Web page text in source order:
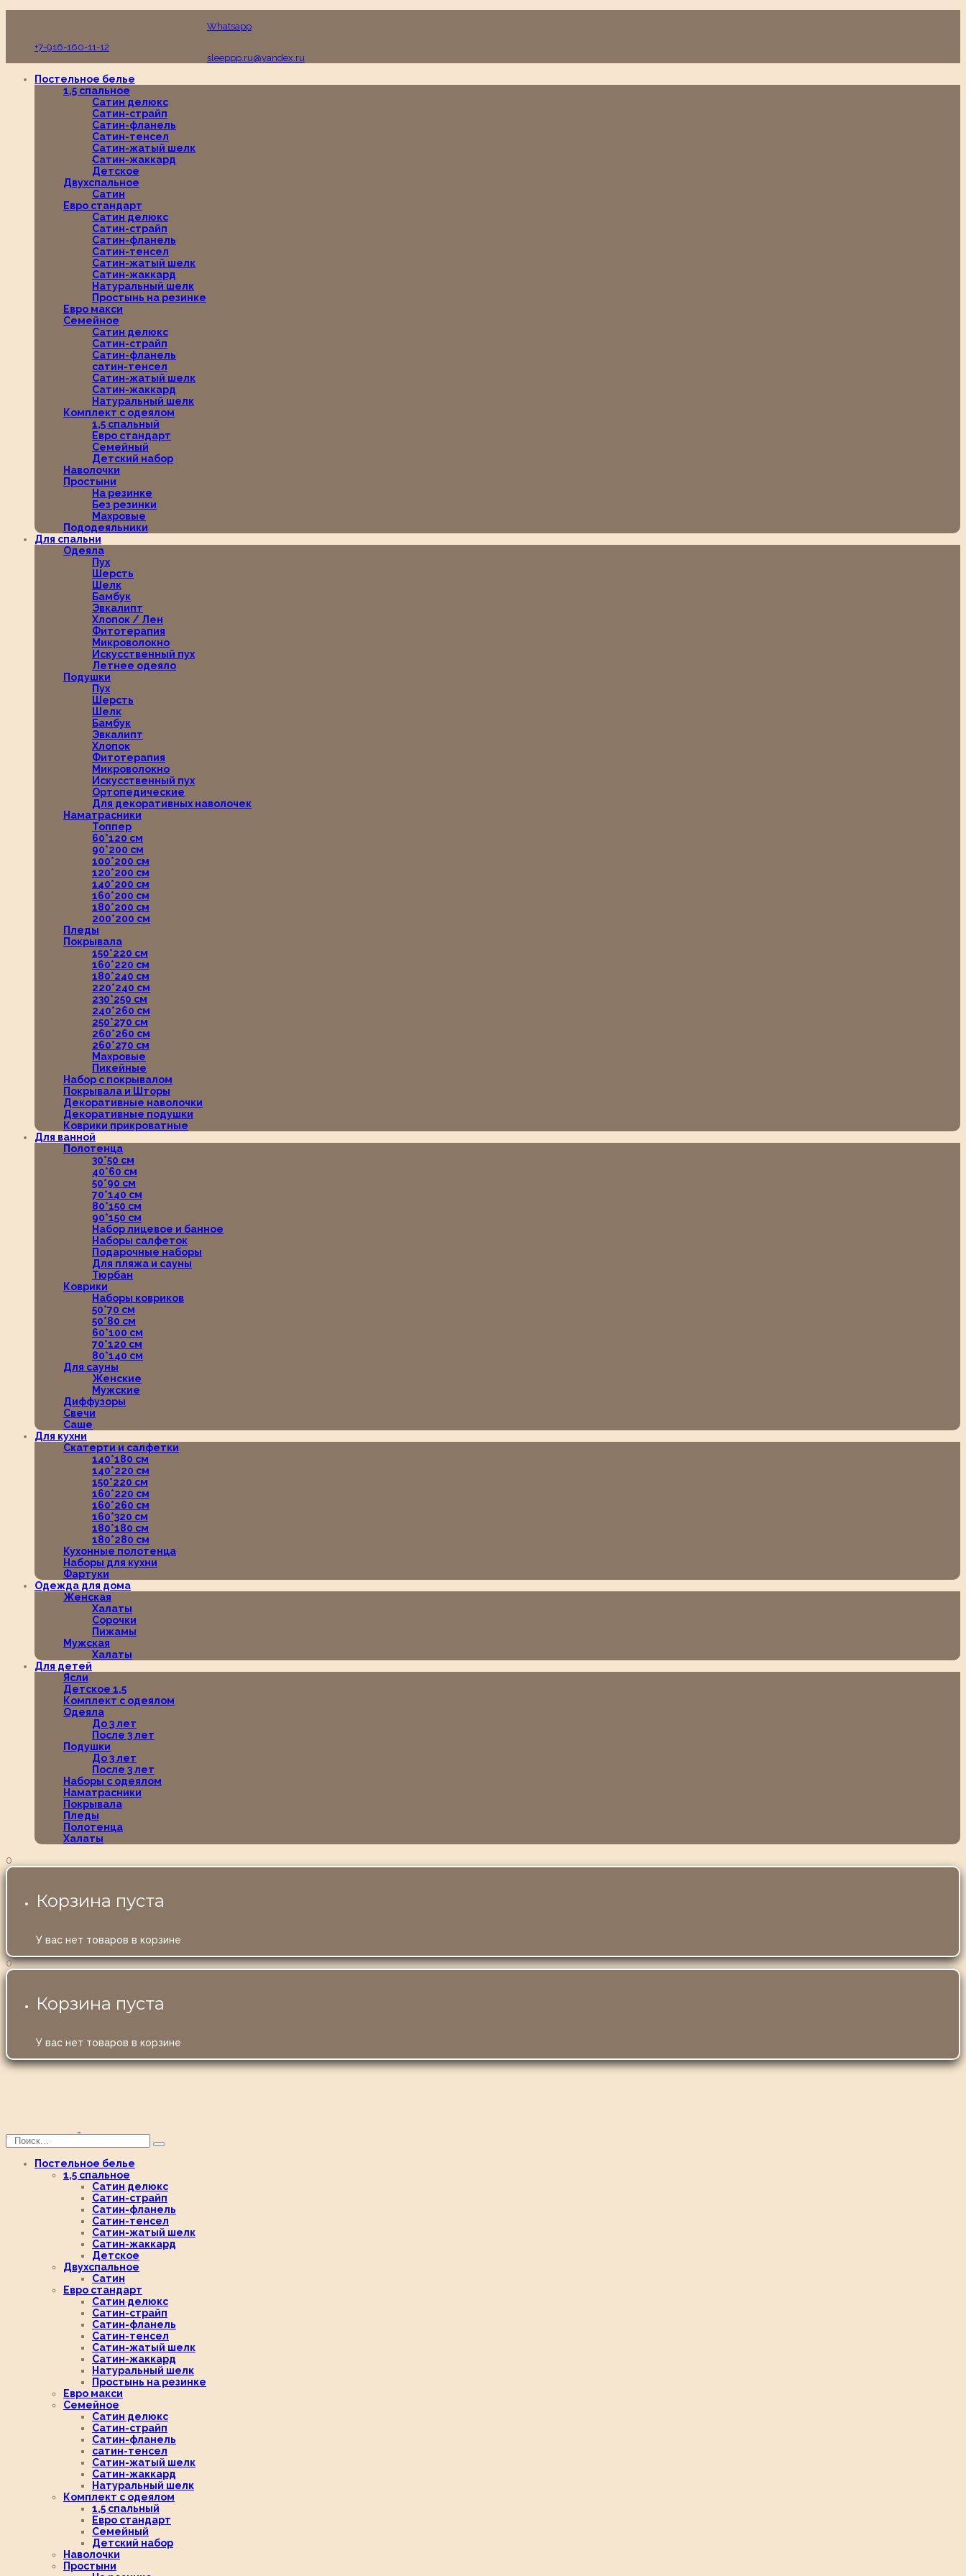
Whatsapp
+7-916-160-11-12
sleeppp.ru@yandex.ru
Постельное белье
1,5 спальное
Сатин делюкс
Сатин-страйп
Сатин-фланель
Сатин-тенсел
Сатин-жатый шелк
Сатин-жаккард
Детское
Двухспальное
Сатин
Евро стандарт
Сатин делюкс
Сатин-страйп
Сатин-фланель
Сатин-тенсел
Сатин-жатый шелк
Сатин-жаккард
Натуральный шелк
Простынь на резинке
Евро макси
Семейное
Сатин делюкс
Сатин-страйп
Сатин-фланель
сатин-тенсел
Сатин-жатый шелк
Сатин-жаккард
Натуральный шелк
Комплект с одеялом
1,5 спальный
Евро стандарт
Семейный
Детский набор
Наволочки
Простыни
На резинке
Без резинки
Махровые
Пододеяльники
Для спальни
Одеяла
Пух
Шерсть
Шелк
Бамбук
Эвкалипт
Хлопок / Лен
Фитотерапия
Микроволокно
Искусственный пух
Летнее одеяло
Подушки
Пух
Шерсть
Шелк
Бамбук
Эвкалипт
Хлопок
Фитотерапия
Микроволокно
Искусственный пух
Ортопедические
Для декоративных наволочек
Наматрасники
Топпер
60*120 см
90*200 см
100*200 см
120*200 см
140*200 см
160*200 см
180*200 см
200*200 см
Пледы
Покрывала
150*220 см
160*220 см
180*240 см
220*240 см
230*250 см
240*260 см
250*270 см
260*260 см
260*270 см
Махровые
Пикейные
Набор с покрывалом
Покрывала и Шторы
Декоративные наволочки
Декоративные подушки
Коврики прикроватные
Для ванной
Полотенца
30*50 см
40*60 см
50*90 см
70*140 см
80*150 см
90*150 см
Набор лицевое и банное
Наборы салфеток
Подарочные наборы
Для пляжа и сауны
Тюрбан
Коврики
Наборы ковриков
50*70 см
50*80 см
60*100 см
70*120 см
80*140 см
Для сауны
Женские
Мужские
Диффузоры
Свечи
Саше
Для кухни
Скатерти и салфетки
140*180 см
140*220 см
150*220 см
160*220 см
160*260 см
160*320 см
180*180 см
180*280 см
Кухонные полотенца
Наборы для кухни
Фартуки
Одежда для дома
Женская
Халаты
Сорочки
Пижамы
Мужская
Халаты
Для детей
Ясли
Детское 1,5
Комплект с одеялом
Одеяла
До 3 лет
После 3 лет
Подушки
До 3 лет
После 3 лет
Наборы с одеялом
Наматрасники
Покрывала
Пледы
Полотенца
Халаты
0
Корзина пуста
У вас нет товаров в корзине
0
Корзина пуста
У вас нет товаров в корзине
Постельное белье
1,5 спальное
Сатин делюкс
Сатин-страйп
Сатин-фланель
Сатин-тенсел
Сатин-жатый шелк
Сатин-жаккард
Детское
Двухспальное
Сатин
Евро стандарт
Сатин делюкс
Сатин-страйп
Сатин-фланель
Сатин-тенсел
Сатин-жатый шелк
Сатин-жаккард
Натуральный шелк
Простынь на резинке
Евро макси
Семейное
Сатин делюкс
Сатин-страйп
Сатин-фланель
сатин-тенсел
Сатин-жатый шелк
Сатин-жаккард
Натуральный шелк
Комплект с одеялом
1,5 спальный
Евро стандарт
Семейный
Детский набор
Наволочки
Простыни